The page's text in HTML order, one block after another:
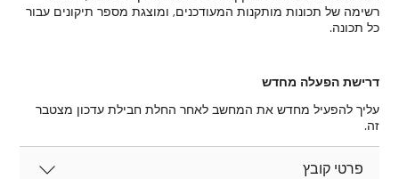
רשימה של תכונות מותקנות המעודכנים, ומוצגת מספר תיקונים עבור
כל תכונה.
דרישת הפעלה מחדש
עליך להפעיל מחדש את המחשב לאחר החלת חבילת עדכון מצטבר
זה.
פרטי קובץ